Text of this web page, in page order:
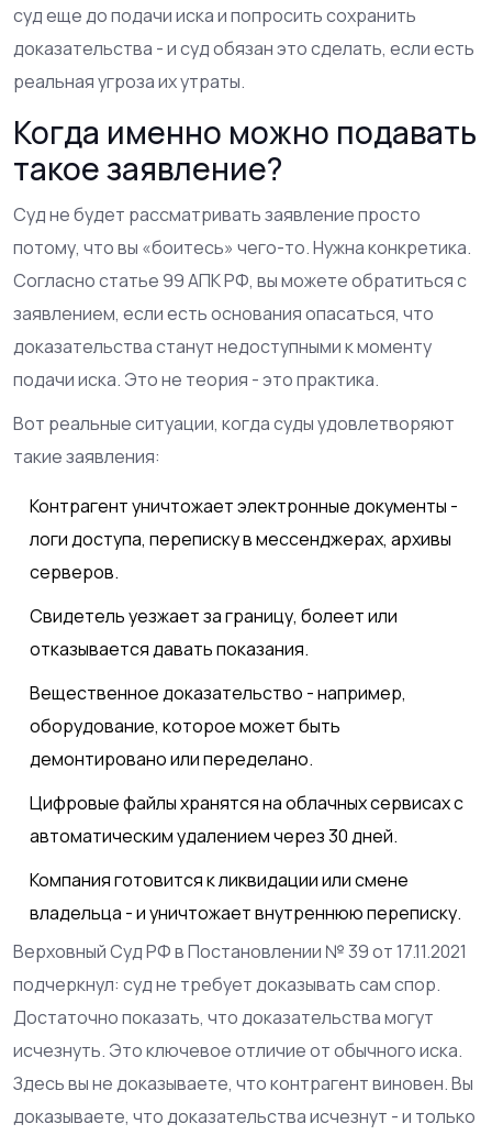
суд еще до подачи иска и попросить сохранить
доказательства - и суд обязан это сделать, если есть
реальная угроза их утраты.
Когда именно можно подавать
такое заявление?
Суд не будет рассматривать заявление просто
потому, что вы «боитесь» чего-то. Нужна конкретика.
Согласно статье 99 АПК РФ, вы можете обратиться с
заявлением, если есть основания опасаться, что
доказательства станут недоступными к моменту
подачи иска. Это не теория - это практика.
Вот реальные ситуации, когда суды удовлетворяют
такие заявления:
Контрагент уничтожает электронные документы -
логи доступа, переписку в мессенджерах, архивы
серверов.
Свидетель уезжает за границу, болеет или
отказывается давать показания.
Вещественное доказательство - например,
оборудование, которое может быть
демонтировано или переделано.
Цифровые файлы хранятся на облачных сервисах с
автоматическим удалением через 30 дней.
Компания готовится к ликвидации или смене
владельца - и уничтожает внутреннюю переписку.
Верховный Суд РФ в Постановлении № 39 от 17.11.2021
подчеркнул: суд не требует доказывать сам спор.
Достаточно показать, что доказательства могут
исчезнуть. Это ключевое отличие от обычного иска.
Здесь вы не доказываете, что контрагент виновен. Вы
доказываете, что доказательства исчезнут - и только